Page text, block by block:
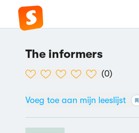
The informers
(0)
Voeg toe aan mijn leeslijst